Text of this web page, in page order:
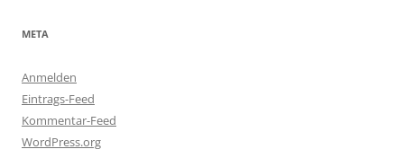
META
Anmelden
Eintrags-Feed
Kommentar-Feed
WordPress.org